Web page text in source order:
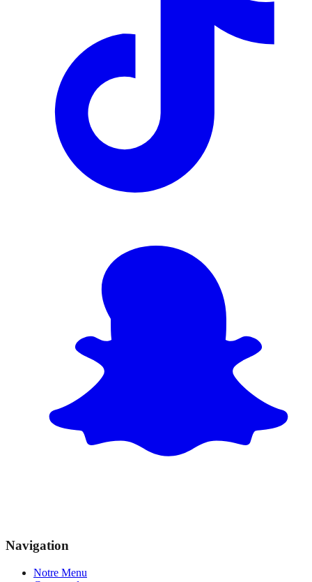
Navigation
Notre Menu